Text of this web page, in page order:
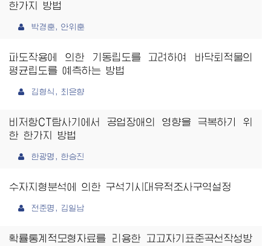
한가지 방법
박경훈, 안위훈
파도작용에 의한 기동립도를 고려하여 바닥퇴적물의
평균립도를 예측하는 방법
김형식, 최은향
비저항CT탐사기에서 공업장애의 영향을 극복하기 위
한 한가지 방법
한광명, 한승진
수자지형분석에 의한 구석기시대유적조사구역설정
전준명, 김일남
확률통계적모형자료를 리용한 고고자기표준곡선작성방